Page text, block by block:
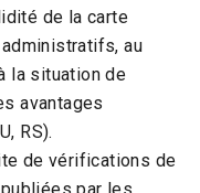
de la carte
au
la situation de
avantages
RS).
de vérifications de